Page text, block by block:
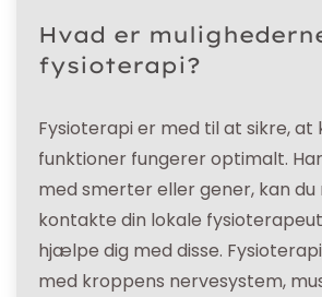
Hvad er
fysioterapi?
Fysioterapi er med til at sikre, at
funktioner fungerer optimalt.
med smerter eller gener, kan
kontakte din lokale
hjælpe dig med disse.
med kroppens nervesystem,